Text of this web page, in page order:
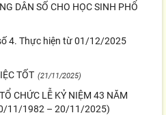
DÂN SỐ CHO HỌC SINH PHỔ
4. Thực hiện từ 01/12/2025
TỐT (21/11/2025)
CHỨC LỄ KỶ NIỆM 43 NĂM
11/1982 – 20/11/2025)